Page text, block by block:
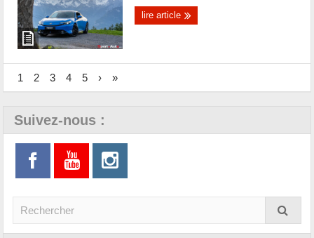
lire article
1 2 3 4 5 › »
Suivez-nous :